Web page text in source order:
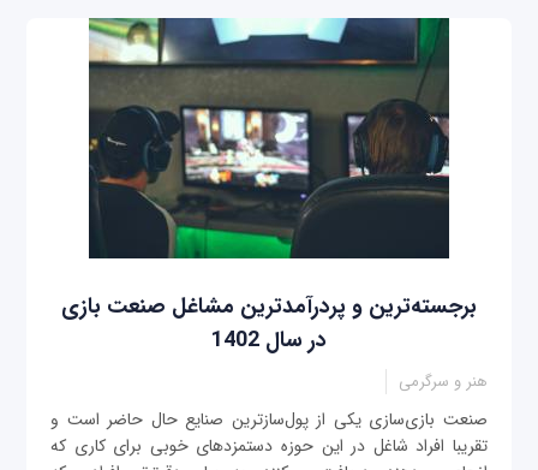
برجسته‌ترین و پردرآمدترین مشاغل صنعت بازی
در سال 1402
هنر و سرگرمی
صنعت بازی‌سازی یکی از پول‌سازترین صنایع حال حاضر است و
تقریبا افراد شاغل در این حوزه دستمزدهای خوبی برای کاری که